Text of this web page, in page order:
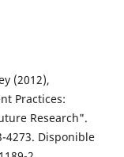
(2012),
Practices:
Research".
4273. Disponible